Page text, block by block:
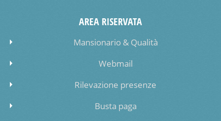
AREA RISERVATA
Mansionario & Qualità
Webmail
Rilevazione presenze
Busta paga